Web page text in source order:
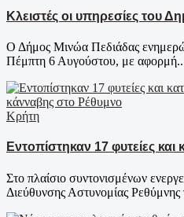
Κλειστές οι υπηρεσίες του
Ο Δήμος Μινώα Πεδιάδας
Πέμπτη 6 Αυγούστου, με
Κρήτη
Εντοπίστηκαν 17 φυτείες
Στο πλαίσιο συντονισμένων
Διεύθυνσης Αστυνομίας Ρεθύμνης